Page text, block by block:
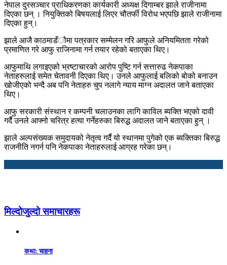
नेपाल दुरसञ्चार प्राधिकरणका कार्यकारी अध्यक्ष दिगाम्बर झाले राजीनामा
दिएका छन् । नियुक्तिको बिषयलाई लिएर चौतर्फी विरोध भएपछि झाले राजीनामा
दिएका हुन्।
झाले आजै काठमाडँौमा पत्रकार सम्मेलन गरि आफुले अनियमितता गरेको
प्रमाणित गरे आफु राजिनामा गर्न तयार रहेको बताएका थिए।
आफुमाथि लगाइएको भ्रष्टाचारको आरोप पुष्टि गर्न सत्तारुढ नेकपाका
नेताहरुलाई समेत चेतावनी दिएका थिए। उनले आफुलाई बलिको बोको बनाउन
खोजीएको भन्दै अब पनि नेताहरु चुप नलागे न्याय माग्न अदालत जाने बताएका
थिए।
आफु सरकारी संस्थान र कम्पनी चलाउनका लागि काविल ब्यक्ति भएको दावी
गर्दै उनले आफ्नो चरित्र हत्या गर्नेहरुका बिरुद्ध अदालत जाने बताएका हुन् ।
झाले अल्पसंख्यक समुदायको नेतृत्व गर्दै यो स्थानमा पुगेको एक ब्यक्तिका बिरुद्ध
राजनीति नगर्न पनि नेकपाका नेताहरुलाई आग्रह गरेका छन्।
मिल्दोजुल्दो समाचारहरू
कथा: चाहना